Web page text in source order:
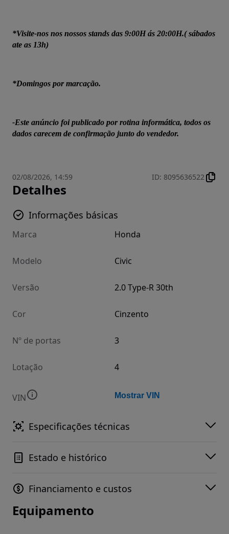
*Visite-nos nos nossos stands das 9:00H ás 20:00H.( sábados
ate as 13h)
*Domingos por marcação.
-Este anúncio foi publicado por rotina informática, todos os
dados carecem de confirmação junto do vendedor.
02/08/2026, 14:59 ID: 8095636522
Detalhes
Informações básicas
Marca Honda
Modelo Civic
Versão 2.0 Type-R 30th
Cor Cinzento
Nº de portas 3
Lotação 4
VIN Mostrar VIN
Especificações técnicas
Estado e histórico
Financiamento e custos
Equipamento